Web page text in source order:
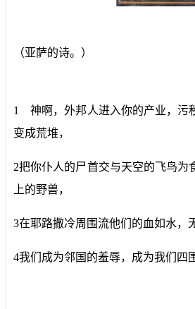
（亚萨的诗。）
1 神啊，外邦人进入你的产业，污
变成荒堆，
2把你仆人的尸首交与天空的飞鸟为
上的野兽，
3在耶路撒冷周围流他们的血如水，
4我们成为邻国的羞辱，成为我们四